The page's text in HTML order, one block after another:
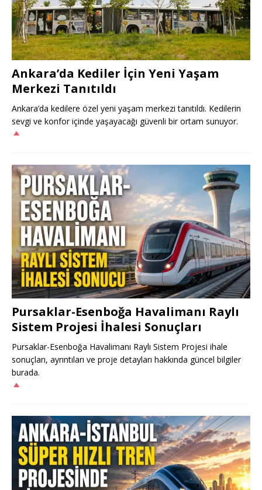
Ankara’da Kediler İçin Yeni Yaşam
Merkezi Tanıtıldı
Ankara’da kedilere özel yeni yaşam merkezi tanıtıldı. Kedilerin
sevgi ve konfor içinde yaşayacağı güvenli bir ortam sunuyor.
Pursaklar-Esenboğa Havalimanı Raylı
Sistem Projesi İhalesi Sonuçları
Pursaklar-Esenboğa Havalimanı Raylı Sistem Projesi ihale
sonuçları, ayrıntıları ve proje detayları hakkında güncel bilgiler
burada.